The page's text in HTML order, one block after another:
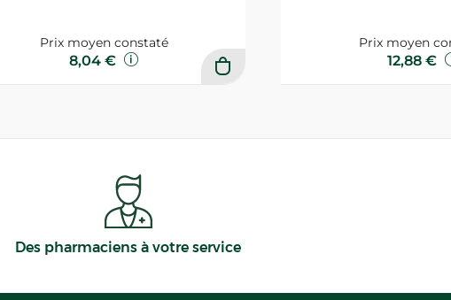
Prix moyen constaté
8,04 €
Prix moyen
12,88 €
Des pharmaciens à votre service